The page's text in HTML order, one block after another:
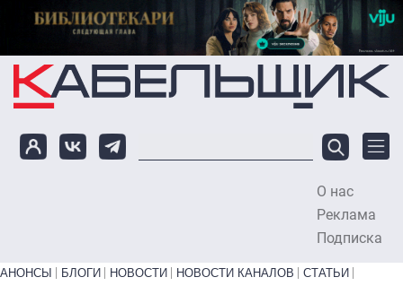
Перейти к основному содержанию
О нас
Реклама
Подписка
Primary links bottom
АНОНСЫ БЛОГИ НОВОСТИ НОВОСТИ КАНАЛОВ
СТАТЬИ